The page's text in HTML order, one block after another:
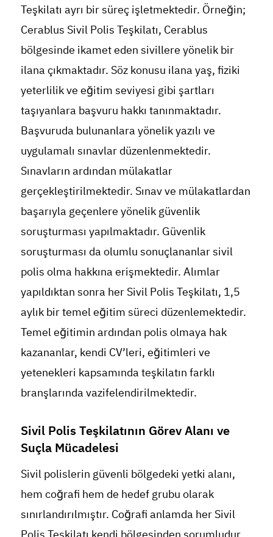
Teşkilatı ayrı bir süreç işletmektedir. Örneğin;
Cerablus Sivil Polis Teşkilatı, Cerablus
bölgesinde ikamet eden sivillere yönelik bir
ilana çıkmaktadır. Söz konusu ilana yaş, fiziki
yeterlilik ve eğitim seviyesi gibi şartları
taşıyanlara başvuru hakkı tanınmaktadır.
Başvuruda bulunanlara yönelik yazılı ve
uygulamalı sınavlar düzenlenmektedir.
Sınavların ardından mülakatlar
gerçekleştirilmektedir. Sınav ve mülakatlardan
başarıyla geçenlere yönelik güvenlik
soruşturması yapılmaktadır. Güvenlik
soruşturması da olumlu sonuçlananlar sivil
polis olma hakkına erişmektedir. Alımlar
yapıldıktan sonra her Sivil Polis Teşkilatı, 1,5
aylık bir temel eğitim süreci düzenlemektedir.
Temel eğitimin ardından polis olmaya hak
kazananlar, kendi CV’leri, eğitimleri ve
yetenekleri kapsamında teşkilatın farklı
branşlarında vazifelendirilmektedir.
Sivil Polis Teşkilatının Görev Alanı ve
Suçla Mücadelesi
Sivil polislerin güvenli bölgedeki yetki alanı,
hem coğrafi hem de hedef grubu olarak
sınırlandırılmıştır. Coğrafi anlamda her Sivil